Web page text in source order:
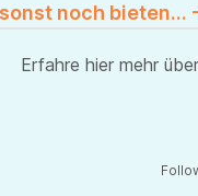
noch bieten...
Erfahre hier mehr